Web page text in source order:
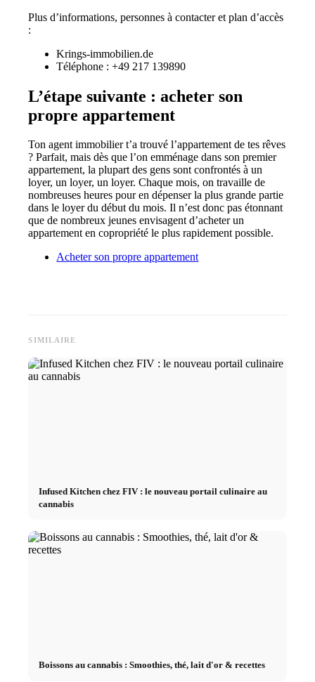
Plus d’informations, personnes à contacter et plan d’accès
:
Krings-immobilien.de
Téléphone : +49 217 139890
L’étape suivante : acheter son
propre appartement
Ton agent immobilier t’a trouvé l’appartement de tes rêves
? Parfait, mais dès que l’on emménage dans son premier
appartement, la plupart des gens sont confrontés à un
loyer, un loyer, un loyer. Chaque mois, on travaille de
nombreuses heures pour en dépenser la plus grande partie
dans le loyer du début du mois. Il n’est donc pas étonnant
que de nombreux jeunes envisagent d’acheter un
appartement en copropriété le plus rapidement possible.
Acheter son propre appartement
SIMILAIRE
Infused Kitchen chez FIV : le nouveau portail culinaire au
cannabis
Boissons au cannabis : Smoothies, thé, lait d'or & recettes